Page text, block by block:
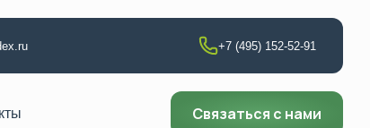
+7 (495) 152-52-91
Связаться с нами